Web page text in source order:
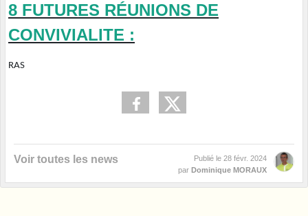
8 FUTURES RÉUNIONS DE
CONVIVIALITE :
RAS
Voir toutes les news Publié le 28 févr. 2024
par Dominique MORAUX